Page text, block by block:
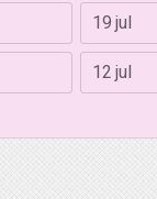
19 jul
12 jul